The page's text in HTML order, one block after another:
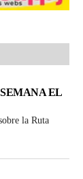
EL
la Ruta